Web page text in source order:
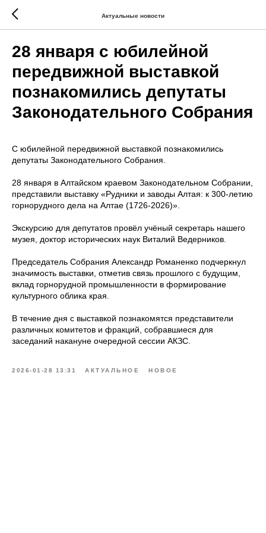
Актуальные новости
28 января с юбилейной
передвижной выставкой
познакомились депутаты
Законодательного Собрания
С юбилейной передвижной выставкой познакомились
депутаты Законодательного Собрания.
28 января в Алтайском краевом Законодательном Собрании,
представили выставку «Рудники и заводы Алтая: к 300-летию
горнорудного дела на Алтае (1726-2026)».
Экскурсию для депутатов провёл учёный секретарь нашего
музея, доктор исторических наук Виталий Ведерников.
Председатель Собрания Александр Романенко подчеркнул
значимость выставки, отметив связь прошлого с будущим,
вклад горнорудной промышленности в формирование
культурного облика края.
В течение дня с выставкой познакомятся представители
различных комитетов и фракций, собравшиеся для
заседаний накануне очередной сессии АКЗС.
2026-01-28 13:31 АКТУАЛЬНОЕ НОВОЕ